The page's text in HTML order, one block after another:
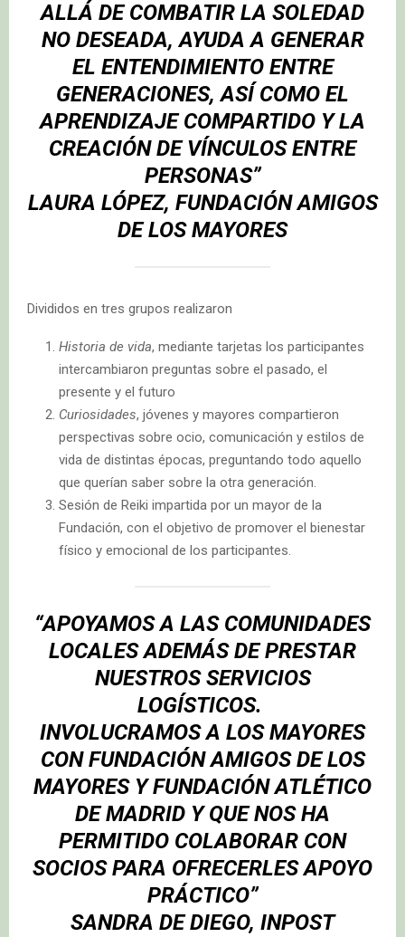
ALLÁ DE COMBATIR LA SOLEDAD
NO DESEADA, AYUDA A GENERAR
EL ENTENDIMIENTO ENTRE
GENERACIONES, ASÍ COMO EL
APRENDIZAJE COMPARTIDO Y LA
CREACIÓN DE VÍNCULOS ENTRE
PERSONAS”
LAURA LÓPEZ, FUNDACIÓN AMIGOS
DE LOS MAYORES
Divididos en tres grupos realizaron
Historia de vida, mediante tarjetas los participantes
intercambiaron preguntas sobre el pasado, el
presente y el futuro
Curiosidades, jóvenes y mayores compartieron
perspectivas sobre ocio, comunicación y estilos de
vida de distintas épocas, preguntando todo aquello
que querían saber sobre la otra generación.
Sesión de Reiki impartida por un mayor de la
Fundación, con el objetivo de promover el bienestar
físico y emocional de los participantes.
“APOYAMOS A LAS COMUNIDADES
LOCALES ADEMÁS DE PRESTAR
NUESTROS SERVICIOS
LOGÍSTICOS.
INVOLUCRAMOS A LOS MAYORES
CON FUNDACIÓN AMIGOS DE LOS
MAYORES YFUNDACIÓN ATLÉTICO
DE MADRID Y QUE NOS HA
PERMITIDO COLABORAR CON
SOCIOS PARA OFRECERLES APOYO
PRÁCTICO”
SANDRA DE DIEGO, INPOST